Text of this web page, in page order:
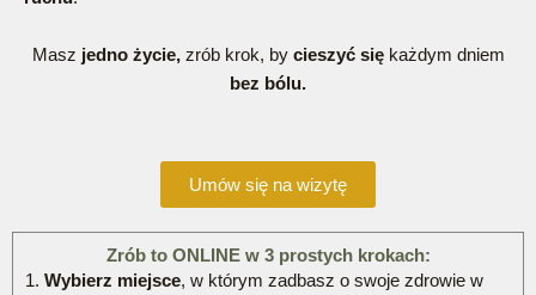
Masz jedno życie, zrób krok, bycieszyć się każdym dniem
bez bólu.
Umów się na wizytę
Zrób to ONLINE w 3 prostych krokach:
1. Wybierz miejsce, w którym zadbasz o swoje zdrowie w